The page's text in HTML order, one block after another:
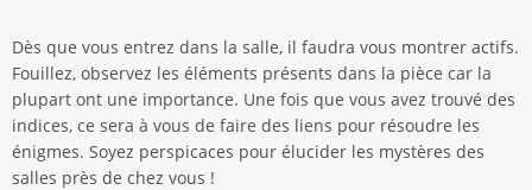
Dès que vous entrez dans la salle, il faudra vous montrer actifs.
Fouillez, observez les éléments présents dans la pièce car la
plupart ont une importance. Une fois que vous avez trouvé des
indices, ce sera à vous de faire des liens pour résoudre les
énigmes. Soyez perspicaces pour élucider les mystères des
salles près de chez vous !